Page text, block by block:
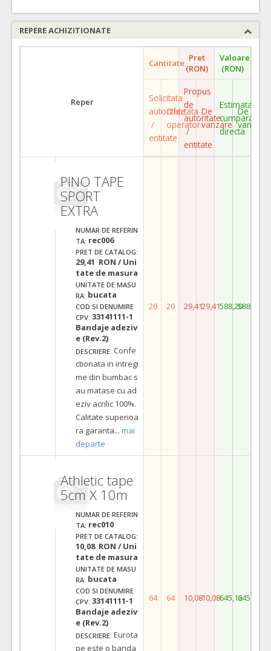
REPERE ACHIZITIONATE
Reper
Cantitate Pret
(RON)
Valoare
(RON)
Solicitata
autoritate
/
entitate
Ofertata
operator
Propus
de
autoritate
/
entitate
De
vanzare
Estimata
cumparare
directa
De
vanzare
PINO TAPE
SPORT
EXTRA
NUMAR DE REFERIN
TA: rec006
PRET DE CATALOG:
29,41 RON / Uni
tate de masura
UNITATE DE MASU
RA: bucata
COD SI DENUMIRE
CPV: 33141111-1
Bandaje adeziv
e (Rev.2)
DESCRIERE: Confe
ctionata in intregi
me din bumbac s
au matase cu ad
eziv acrilic 100%.
Calitate superioa
ra garanta... mai
departe
20 20 29,4129,41588,20588,20
Athletic tape
5cm X 10m
NUMAR DE REFERIN
TA: rec010
PRET DE CATALOG:
10,08 RON / Uni
tate de masura
UNITATE DE MASU
RA: bucata
COD SI DENUMIRE
CPV: 33141111-1
Bandaje adeziv
e (Rev.2)
DESCRIERE: Eurota
pe este o banda
64 64 10,0810,08645,12645,12